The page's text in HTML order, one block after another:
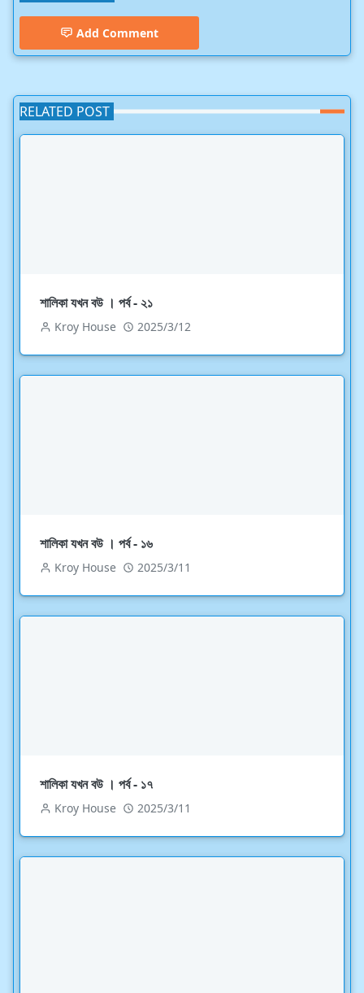
Add Comment
RELATED POST
শালিকা যখন বউ । পর্ব - ২১
Kroy House 2025/3/12
শালিকা যখন বউ । পর্ব - ১৬
Kroy House 2025/3/11
শালিকা যখন বউ । পর্ব - ১৭
Kroy House 2025/3/11